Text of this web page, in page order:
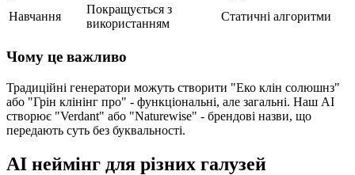
Навчання
Покращується з
використанням
Статичні алгоритми
Чому це важливо
Традиційні генератори можуть створити "Еко клін солюшнз"
або "Грін клінінг про" - функціональні, але загальні. Наш AI
створює "Verdant" або "Naturewise" - брендові назви, що
передають суть без буквальності.
AI неймінг для різних галузей